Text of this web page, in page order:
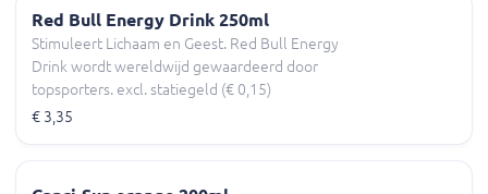
Red Bull Energy Drink 250ml
Stimuleert Lichaam en Geest. Red Bull Energy
Drink wordt wereldwijd gewaardeerd door
topsporters. excl. statiegeld (€ 0,15)
€ 3,35